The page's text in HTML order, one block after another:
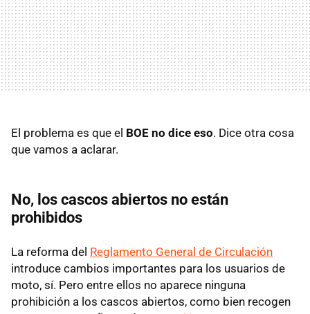
El problema es que el BOE no dice eso. Dice otra cosa
que vamos a aclarar.
No, los cascos abiertos no están
prohibidos
La reforma del Reglamento General de Circulación
introduce cambios importantes para los usuarios de
moto, sí. Pero entre ellos no aparece ninguna
prohibición a los cascos abiertos, como bien recogen